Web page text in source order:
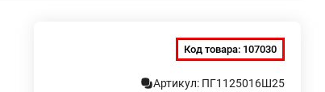
Код товара: 107030
Артикул: ПГ1125016Ш25